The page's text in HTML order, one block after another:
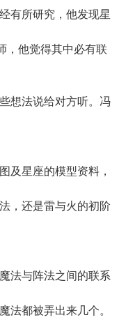
所研究，他发现星
，他觉得其中必有联
法说给对方听。冯
星座的模型资料，
，还是雷与火的初阶
与阵法之间的联系
法都被弄出来几个。